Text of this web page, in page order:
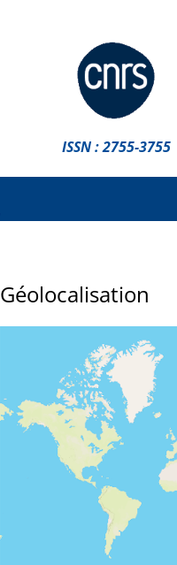
ISSN : 2755-3755
Géolocalisation